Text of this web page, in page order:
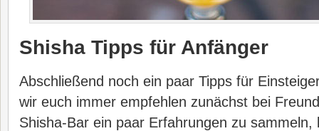
Shisha Tipps für Anfänger
Abschließend noch ein paar Tipps für
wir euch immer empfehlen zunächst bei
Shisha-Bar ein paar Erfahrungen zu sammeln,